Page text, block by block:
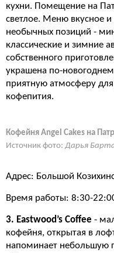
кухни. Помещение на
светлое. Меню вкусное
необычных позиций -
классические и зимние
собственного
украшена по-
приятную атмосферу
кофепития.
Кофейня Angel Cakes на
Источник фото: Дарья
Адрес: Большой
Время работы: 8:30-
3. Eastwood’s Coffee -
кофейня, открытая в
напоминает небольшую